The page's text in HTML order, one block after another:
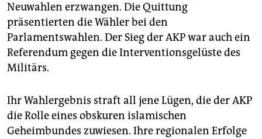
Neuwahlen erzwangen. Die Quittung
präsentierten die Wähler bei den
Parlamentswahlen. Der Sieg der AKP war auch ein
Referendum gegen die Interventionsgelüste des
Militärs.
Ihr Wahlergebnis straft all jene Lügen, die der AKP
die Rolle eines obskuren islamischen
Geheimbundes zuwiesen. Ihre regionalen Erfolge